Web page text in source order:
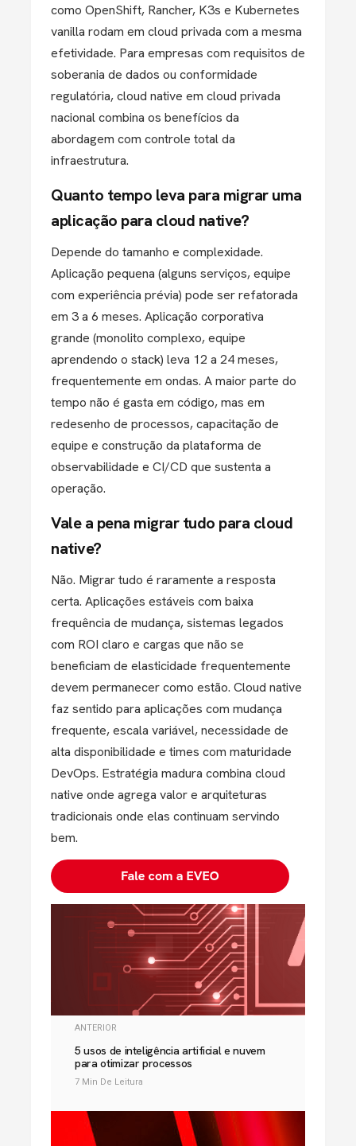
como OpenShift, Rancher, K3s e Kubernetes
vanilla rodam em cloud privada com a mesma
efetividade. Para empresas com requisitos de
soberania de dados ou conformidade
regulatória, cloud native em cloud privada
nacional combina os benefícios da
abordagem com controle total da
infraestrutura.
Quanto tempo leva para migrar uma
aplicação para cloud native?
Depende do tamanho e complexidade.
Aplicação pequena (alguns serviços, equipe
com experiência prévia) pode ser refatorada
em 3 a 6 meses. Aplicação corporativa
grande (monolito complexo, equipe
aprendendo o stack) leva 12 a 24 meses,
frequentemente em ondas. A maior parte do
tempo não é gasta em código, mas em
redesenho de processos, capacitação de
equipe e construção da plataforma de
observabilidade e CI/CD que sustenta a
operação.
Vale a pena migrar tudo para cloud
native?
Não. Migrar tudo é raramente a resposta
certa. Aplicações estáveis com baixa
frequência de mudança, sistemas legados
com ROI claro e cargas que não se
beneficiam de elasticidade frequentemente
devem permanecer como estão. Cloud native
faz sentido para aplicações com mudança
frequente, escala variável, necessidade de
alta disponibilidade e times com maturidade
DevOps. Estratégia madura combina cloud
native onde agrega valor e arquiteturas
tradicionais onde elas continuam servindo
bem.
ANTERIOR
5 usos de inteligência artificial e nuvem
para otimizar processos
7 Min De Leitura